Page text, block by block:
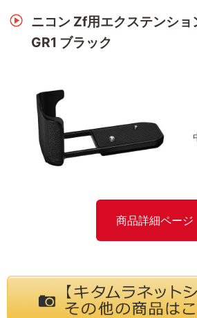
ニコン Zf用エクステンシ
GR1 ブラック
商品詳細ページ